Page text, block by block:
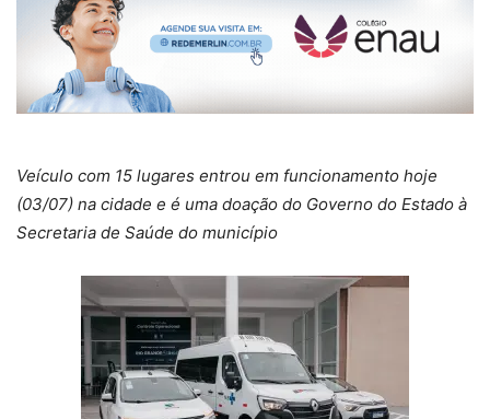
Veículo com 15 lugares entrou em funcionamento hoje
(03/07) na cidade e é uma doação do Governo do Estado à
Secretaria de Saúde do município